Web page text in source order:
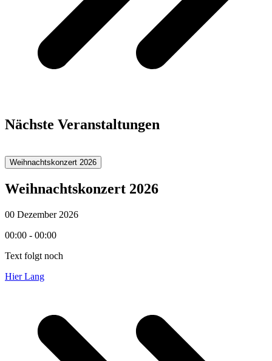
Nächste Veranstaltungen
Weihnachtskonzert 2026
Weihnachtskonzert 2026
00 Dezember 2026
00:00 - 00:00
Text folgt noch
Hier Lang